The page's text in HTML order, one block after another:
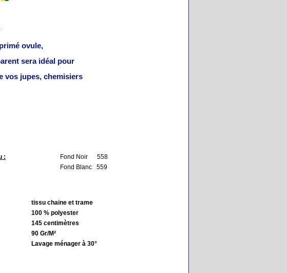
ovule,
sera idéal pour
vos jupes, chemisiers
:
Fond Noir 558
Fond Blanc 559
tissu chaine et trame
100 % polyester
145 centimètres
90 Gr/M²
Lavage ménager à 30°